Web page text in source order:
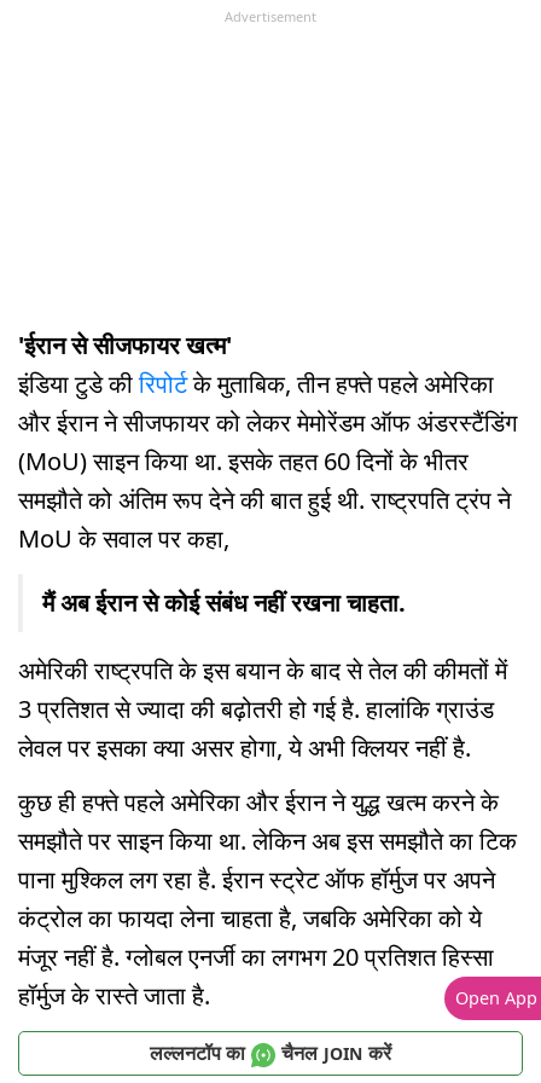
Advertisement
'ईरान से सीजफायर खत्म'
इंडिया टुडे कीरिपोर्टके मुताबिक, तीन हफ्ते पहले अमेरिका
और ईरान ने सीजफायर को लेकर मेमोरेंडम ऑफ अंडरस्टैंडिंग
(MoU) साइन किया था. इसके तहत 60 दिनों के भीतर
समझौते को अंतिम रूप देने की बात हुई थी. राष्ट्रपति ट्रंप ने
MoU के सवाल पर कहा,
मैं अब ईरान से कोई संबंध नहीं रखना चाहता.
अमेरिकी राष्ट्रपति के इस बयान के बाद से तेल की कीमतों में
3 प्रतिशत से ज्यादा की बढ़ोतरी हो गई है. हालांकि ग्राउंड
लेवल पर इसका क्या असर होगा, ये अभी क्लियर नहीं है.
कुछ ही हफ्ते पहले अमेरिका और ईरान ने युद्ध खत्म करने के
समझौते पर साइन किया था. लेकिन अब इस समझौते का टिक
पाना मुश्किल लग रहा है. ईरान स्ट्रेट ऑफ हॉर्मुज पर अपने
कंट्रोल का फायदा लेना चाहता है, जबकि अमेरिका को ये
मंजूर नहीं है. ग्लोबल एनर्जी का लगभग 20 प्रतिशत हिस्सा
हॉर्मुज के रास्ते जाता है.
लल्लनटॉप का चैनल JOIN करें
Open App